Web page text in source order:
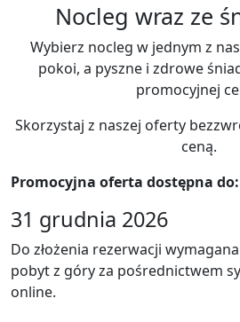
Nocleg wraz ze
Wybierz nocleg w jednym z
pokoi, a pyszne i zdrowe
promocyjnej
Skorzystaj z naszej oferty
ceną.
Promocyjna oferta dostępna do:
31 grudnia 2026
Do złożenia rezerwacji wymagana
pobyt z góry za pośrednictwem
online.